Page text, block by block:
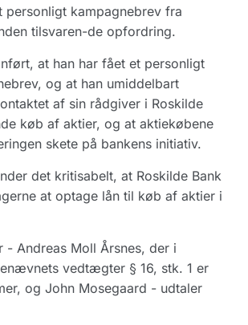
personligt kampagnebrev fra
tilsvaren-de opfordring.
at han har fået et personligt
og at han umiddelbart
af sin rådgiver i Roskilde
køb af aktier, og at aktiekøbene
skete på bankens initiativ.
det kritisabelt, at Roskilde Bank
at optage lån til køb af aktier i
- Andreas Moll Årsnes, der i
vedtægter § 16, stk. 1 er
og John Mosegaard - udtaler